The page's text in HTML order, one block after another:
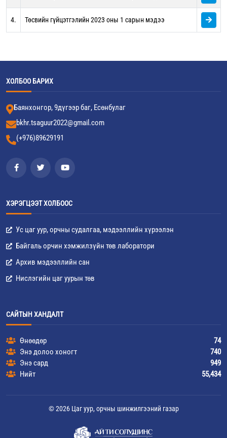
4. Төсвийн гүйцэтгэлийн 2023 оны 1 сарын мэдээ
ХОЛБОО БАРИХ
Баянхонгор, 9дүгээр баг, Есөнбулаг
bkhr.tsaguur2022@gmail.com
(+976)89629191
ХЭРЭГЦЭЭТ ХОЛБООС
Ус цаг уур, орчны судалгаа, мэдээллийн хүрээлэн
Байгаль орчин хэмжилзүйн төв лаборатори
Архив мэдээллийн сан
Нислэгийн цаг уурын төв
САЙТЫН ХАНДАЛТ
Өнөөдөр
74
Энэ долоо хоногт
740
Энэ сард
949
Нийт
55,434
© 2026 Цаг уур, орчны шинжилгээний газар